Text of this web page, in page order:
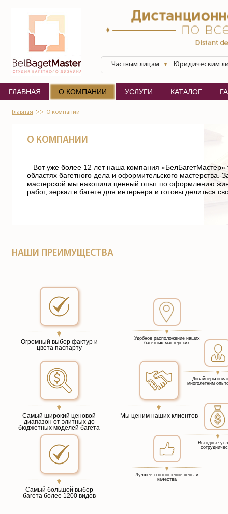
БелБагетМастер
Частным лицам Юридическим
ГЛАВНАЯ О КОМПАНИИ УСЛУГИ КАТАЛОГ
Главная О компании
О КОМПАНИИ
Вот уже более 12 лет наша компания «БелБагетМастер»
областях багетного дела и оформительского мастерства.
мастерской мы накопили ценный опыт по оформлению
работ, зеркал в багете для интерьера и готовы делиться
НАШИ ПРЕИМУЩЕСТВА
Огромный выбор фактур и
цвета паспарту
Самый широкий ценовой
диапазон от элитных до
бюджетных моделей багета
Самый большой выбор
багета более 1200 видов
Мы ценим наших клиентов
Удобное расположение наших
багетных мастерских
Дизайнеры и
многолетним
Выгодные
Лучшее соотношение цены и
качества